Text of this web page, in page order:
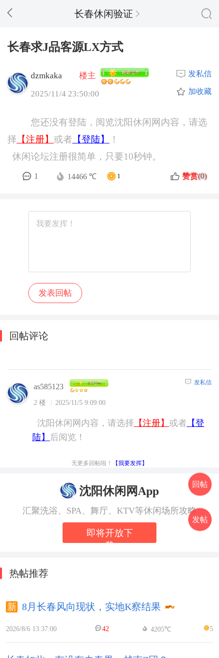
长春休闲验证
长春求J品客源LX方式
dzmkaka
楼主
2025/11/4 23:50:00
发私信
加收藏
您还没有登陆，阅览沈阳休闲网内容，请选
择 【注册】 或者 【登陆】
！
休闲论坛注册很简单，只要10秒钟。
1 14466 ℃ 1 赞赏(0)
回帖评论
as585123
2 楼 2025/11/5 9:09:00
发私信
沈阳休闲网内容，请选择 【注册】 或者 【登
陆】
后阅览！
无更多回帖啦！ 【我要发挥】
沈阳休闲网App
汇聚洗浴、SPA、舞厅、KTV等休闲场所攻略
即将开放下
载
热帖推荐
8月长春风向现状，实地K察结果
2026/8/6 13:37:00 42 4205℃ 5
回帖
发帖